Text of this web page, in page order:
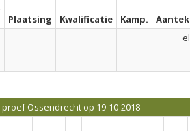
Plaatsing Kwalificatie Kamp.
el
Ossendrecht op 19-10-2018